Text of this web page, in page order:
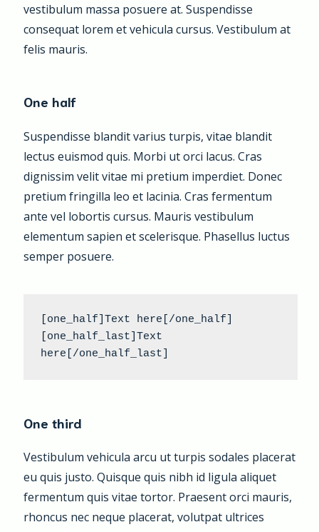
vestibulum massa posuere at. Suspendisse
consequat lorem et vehicula cursus. Vestibulum at
felis mauris.
One half
Suspendisse blandit varius turpis, vitae blandit
lectus euismod quis. Morbi ut orci lacus. Cras
dignissim velit vitae mi pretium imperdiet. Donec
pretium fringilla leo et lacinia. Cras fermentum
ante vel lobortis cursus. Mauris vestibulum
elementum sapien et scelerisque. Phasellus luctus
semper posuere.
[one_half]Text here[/one_half]
[one_half_last]Text
here[/one_half_last]
One third
Vestibulum vehicula arcu ut turpis sodales placerat
eu quis justo. Quisque quis nibh id ligula aliquet
fermentum quis vitae tortor. Praesent orci mauris,
rhoncus nec neque placerat, volutpat ultrices